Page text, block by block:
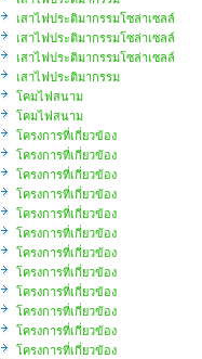
เสาไฟประติมากรรมโซล่าเซลล์
เสาไฟประติมากรรมโซล่าเซลล์
เสาไฟประติมากรรมโซล่าเซลล์
เสาไฟประติมากรรม
โคมไฟสนาม
โคมไฟสนาม
โครงการที่เกี่ยวข้อง
โครงการที่เกี่ยวข้อง
โครงการที่เกี่ยวข้อง
โครงการที่เกี่ยวข้อง
โครงการที่เกี่ยวข้อง
โครงการที่เกี่ยวข้อง
โครงการที่เกี่ยวข้อง
โครงการที่เกี่ยวข้อง
โครงการที่เกี่ยวข้อง
โครงการที่เกี่ยวข้อง
โครงการที่เกี่ยวข้อง
โครงการที่เกี่ยวข้อง